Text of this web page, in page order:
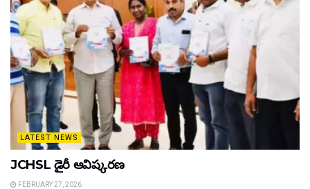
LATEST NEWS
JCHSL డైరీ ఆవిష్కరణ
FEBRUARY 27, 2026